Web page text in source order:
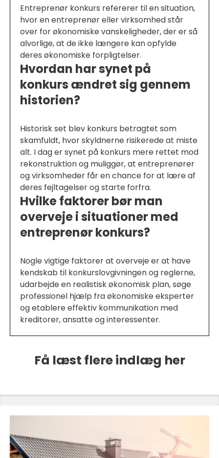
Entreprenør konkurs refererer til en situation,
hvor en entreprenør eller virksomhed står
over for økonomiske vanskeligheder, der er så
alvorlige, at de ikke længere kan opfylde
deres økonomiske forpligtelser.
Hvordan har synet på
konkurs ændret sig gennem
historien?
Historisk set blev konkurs betragtet som
skamfuldt, hvor skyldnerne risikerede at miste
alt. I dag er synet på konkurs mere rettet mod
rekonstruktion og muliggør, at entreprenører
og virksomheder får en chance for at lære af
deres fejltagelser og starte forfra.
Hvilke faktorer bør man
overveje i situationer med
entreprenør konkurs?
Nogle vigtige faktorer at overveje er at have
kendskab til konkurslovgivningen og reglerne,
udarbejde en realistisk økonomisk plan, søge
professionel hjælp fra økonomiske eksperter
og etablere effektiv kommunikation med
kreditorer, ansatte og interessenter.
Få læst flere indlæg her